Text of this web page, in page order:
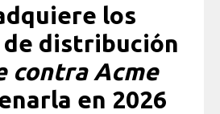
los
de distribución
contra Acme
en 2026